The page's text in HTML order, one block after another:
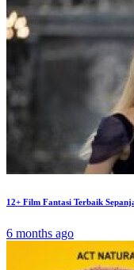
12+ Film Fantasi Terbaik
6 months ago